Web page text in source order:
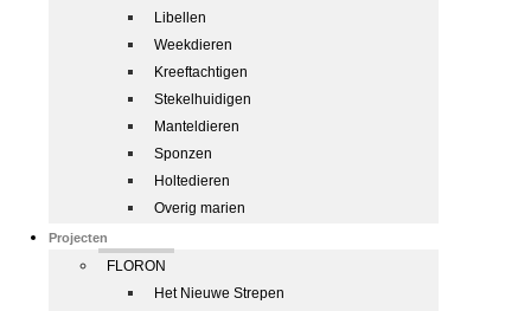
Libellen
Weekdieren
Kreeftachtigen
Stekelhuidigen
Manteldieren
Sponzen
Holtedieren
Overig marien
Projecten
FLORON
Het Nieuwe Strepen